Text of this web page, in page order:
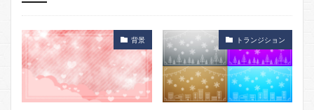
背景
エフェクト
カッコいい
背景 トランジション